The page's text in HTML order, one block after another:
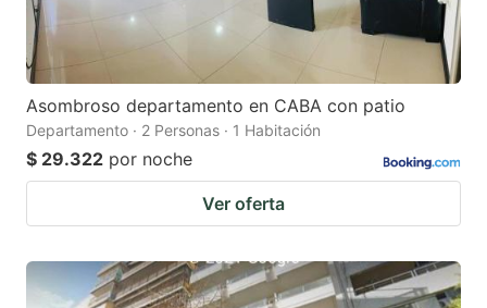
Asombroso departamento en CABA con patio
Departamento · 2 Personas · 1 Habitación
$ 29.322 por noche
Ver oferta